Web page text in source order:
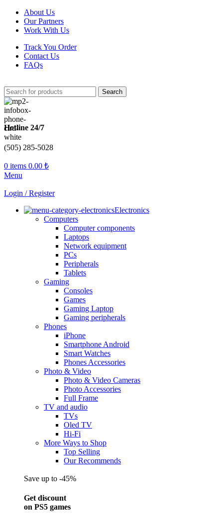
About Us
Our Partners
Work With Us
Track You Order
Contact Us
FAQs
Search
Hotline 24/7
(505) 285-5028
0 items 0.00 ₺
Menu
Login / Register
Electronics
Computers
Computer components
Laptops
Network equipment
PCs
Peripherals
Tablets
Gaming
Consoles
Games
Gaming Laptop
Gaming peripherals
Phones
iPhone
Smartphone Android
Smart Watches
Phones Accessories
Photo & Video
Photo & Video Cameras
Photo Accessories
Full Frame
TV and audio
TVs
Oled TV
Hi-Fi
More Ways to Shop
Top Selling
Our Recommends
Save up to -45%
Get discount
on PS5 games